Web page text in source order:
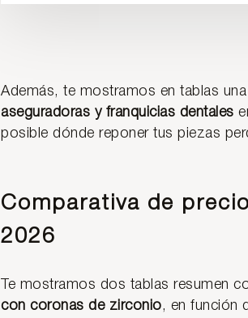
Además, te mostramos en tablas una
aseguradoras y franquicias dentales
posible dónde reponer tus piezas
Comparativa de
2026
Te mostramos dos tablas resumen
con coronas de zirconio, en función